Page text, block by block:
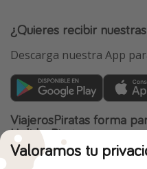
¿Quieres recibir
Descarga nuestra App
ViajerosPiratas forma
HolidayPirates
Nuestros mercados
Valoramos tu